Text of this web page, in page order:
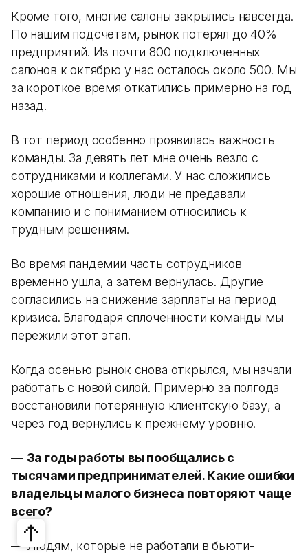
Кроме того, многие салоны закрылись навсегда.
По нашим подсчетам, рынок потерял до 40%
предприятий. Из почти 800 подключенных
салонов к октябрю у нас осталось около 500. Мы
за короткое время откатились примерно на год
назад.
В тот период особенно проявилась важность
команды. За девять лет мне очень везло с
сотрудниками и коллегами. У нас сложились
хорошие отношения, люди не предавали
компанию и с пониманием относились к
трудным решениям.
Во время пандемии часть сотрудников
временно ушла, а затем вернулась. Другие
согласились на снижение зарплаты на период
кризиса. Благодаря сплоченности команды мы
пережили этот этап.
Когда осенью рынок снова открылся, мы начали
работать с новой силой. Примерно за полгода
восстановили потерянную клиентскую базу, а
через год вернулись к прежнему уровню.
— За годы работы вы пообщались с
тысячами предпринимателей. Какие ошибки
владельцы малого бизнеса повторяют чаще
всего?
— Людям, которые не работали в бьюти-